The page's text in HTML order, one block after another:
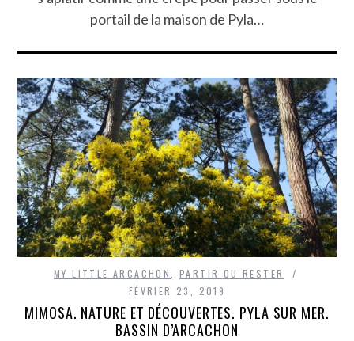
portail de la maison de Pyla…
MY LITTLE ARCACHON ,PARTIR OU RESTER
FÉVRIER 23, 2019
MIMOSA. NATURE ET DÉCOUVERTES. PYLA SUR MER.
BASSIN D’ARCACHON